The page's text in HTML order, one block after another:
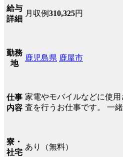
給与
詳細
月収例310,325円
勤務
地
鹿児島県 鹿屋市
仕事
内容
家電やモバイルなどに使
査を行うお仕事です。 一
寮・
社宅
あり（無料）